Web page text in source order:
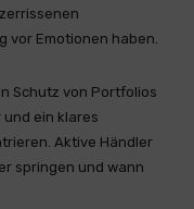
vor Emotionen haben.
Schutz von Portfolios
ein klares
Aktive Händler
springen und wann